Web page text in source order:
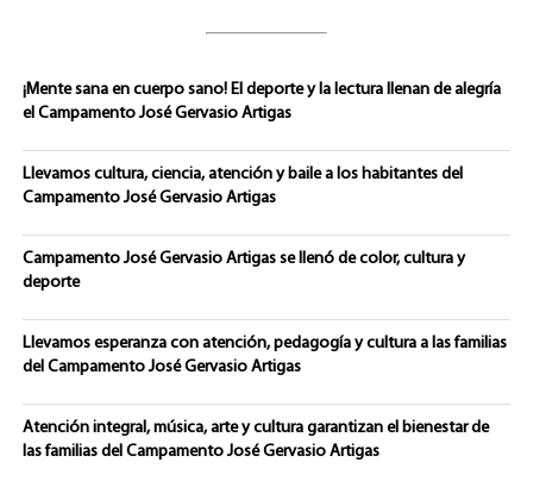
¡Mente sana en cuerpo sano! El deporte y la lectura llenan de alegría
el Campamento José Gervasio Artigas
Llevamos cultura, ciencia, atención y baile a los habitantes del
Campamento José Gervasio Artigas
Campamento José Gervasio Artigas se llenó de color, cultura y
deporte
Llevamos esperanza con atención, pedagogía y cultura a las familias
del Campamento José Gervasio Artigas
Atención integral, música, arte y cultura garantizan el bienestar de
las familias del Campamento José Gervasio Artigas